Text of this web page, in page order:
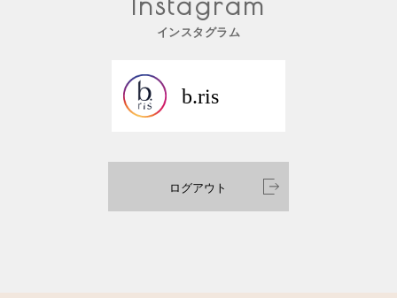
インスタグラム
b.ris
ログアウト